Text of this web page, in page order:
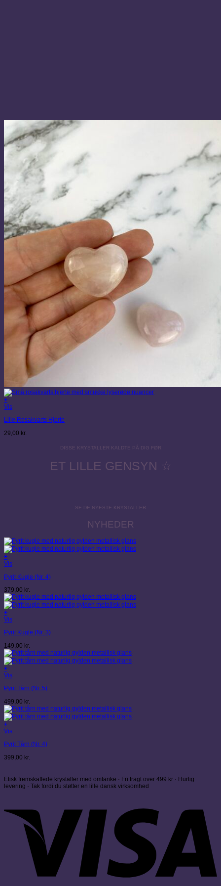
+
Vis
Lille Rosakvarts Hjerte
29,00 kr.
DISSE KRYSTALLER KALDTE PÅ DIG FØR
ET LILLE GENSYN ☆
SE DE NYESTE KRYSTALLER
NYHEDER
+
Vis
Pyrit Kugle (Nr. 4)
379,00 kr.
+
Vis
Pyrit Kugle (Nr. 3)
149,00 kr.
+
Vis
Pyrit Tårn (Nr. 5)
499,00 kr.
+
Vis
Pyrit Tårn (Nr. 4)
399,00 kr.
Etisk fremskaffede krystaller med omtanke · Fri fragt over 499 kr · Hurtig
levering · Tak fordi du støtter en lille dansk virksomhed